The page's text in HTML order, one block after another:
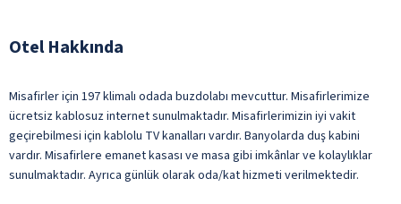
Otel Hakkında
Misafirler için 197 klimalı odada buzdolabı mevcuttur. Misafirlerimize
ücretsiz kablosuz internet sunulmaktadır. Misafirlerimizin iyi vakit
geçirebilmesi için kablolu TV kanalları vardır. Banyolarda duş kabini
vardır. Misafirlere emanet kasası ve masa gibi imkânlar ve kolaylıklar
sunulmaktadır. Ayrıca günlük olarak oda/kat hizmeti verilmektedir.